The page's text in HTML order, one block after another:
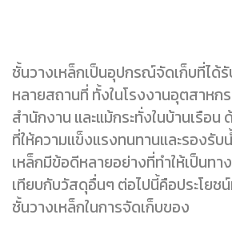
ชั้นวางเหล็กเป็นอุปกรณ์จัดเก็บที่ได้
หลายสถานที่ ทั้งในโรงงานอุตสาหก
สำนักงาน และแม้กระทั่งในบ้านเรือ
ที่ให้ความแข็งแรงทนทานและรองรับ
เหล็กมีข้อดีหลายอย่างที่ทำให้เป็นทา
เทียบกับวัสดุอื่นๆ ต่อไปนี้คือประโยช
ชั้นวางเหล็กในการจัดเก็บของ